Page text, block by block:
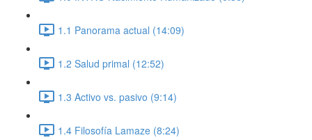
1.1 Panorama actual (14:09)
1.2 Salud primal (12:52)
1.3 Activo vs. pasivo (9:14)
1.4 Filosofía Lamaze (8:24)